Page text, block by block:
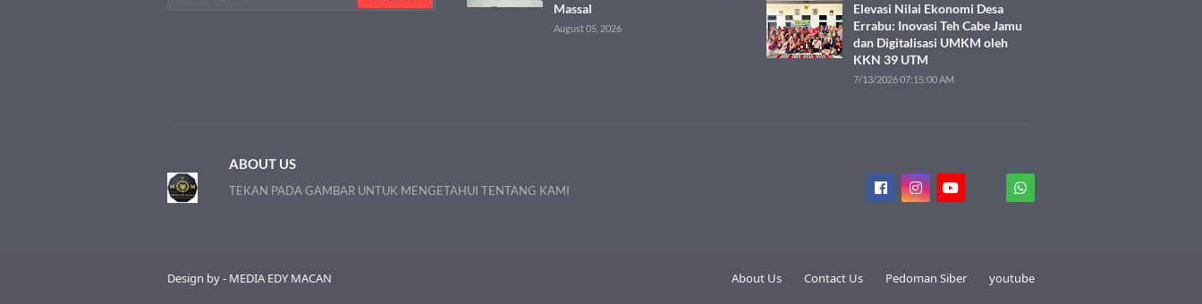
Massal
August 05, 2026
Elevasi Nilai Ekonomi Desa
Errabu: Inovasi Teh Cabe Jamu
dan Digitalisasi UMKM oleh
KKN 39 UTM
7/13/2026 07:15:00 AM
ABOUT US
TEKAN PADA GAMBAR UNTUK MENGETAHUI TENTANG KAMI
Design by - MEDIA EDY MACAN About Us Contact Us Pedoman Siber youtube